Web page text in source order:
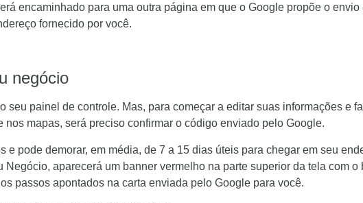
encaminhado para uma outra página em que o Google propõe o envio
fornecido por você.
negócio
seu painel de controle. Mas, para começar a editar suas informações e
mapas, será preciso confirmar o código enviado pelo Google.
e pode demorar, em média, de 7 a 15 dias úteis para chegar em seu
aparecerá um banner vermelho na parte superior da tela com o
passos apontados na carta enviada pelo Google para você.